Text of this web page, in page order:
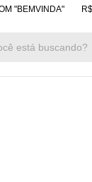
R$200